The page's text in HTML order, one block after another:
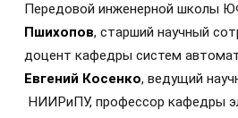
Передовой инженерной школы
Пшихопов, старший научный
доцент кафедры систем
Евгений Косенко, ведущий
НИИРиПУ, профессор кафедры